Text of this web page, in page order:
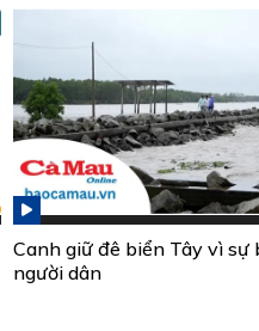
Canh giữ đê biển Tây vì sự
người dân